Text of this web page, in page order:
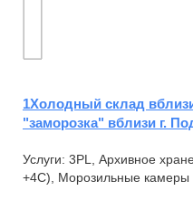
1Холодный склад
"заморозка" вблизи г.
Услуги: 3PL, Архивное
+4С), Морозильные камеры